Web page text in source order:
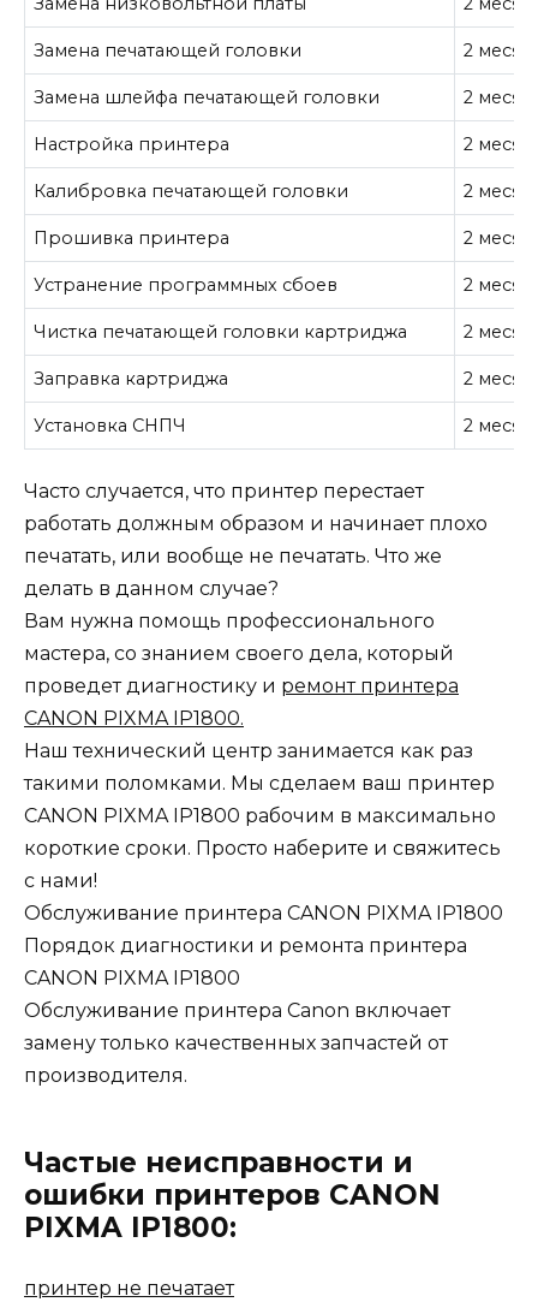
Замена печатающей головки 2
Замена шлейфа печатающей головки 2
Настройка принтера 2
Калибровка печатающей головки 2
Прошивка принтера 2
Устранение программных сбоев 2
Чистка печатающей головки картриджа 2
Заправка картриджа 2
Установка СНПЧ 2
Часто случается, что принтер перестает
работать должным образом и начинает плохо
печатать, или вообще не печатать. Что же
делать в данном случае?
Вам нужна помощь профессионального
мастера, со знанием своего дела, который
проведет диагностику и ремонт принтера
CANON PIXMA IP1800.
Наш технический центр занимается как раз
такими поломками. Мы сделаем ваш принтер
CANON PIXMA IP1800 рабочим в максимально
короткие сроки. Просто наберите и свяжитесь
с нами!
Обслуживание принтера CANON PIXMA IP1800
Порядок диагностики и ремонта принтера
CANON PIXMA IP1800
Обслуживание принтера Canon включает
замену только качественных запчастей от
производителя.
Частые неисправности и
ошибки принтеров CANON
PIXMA IP1800:
принтер не печатает